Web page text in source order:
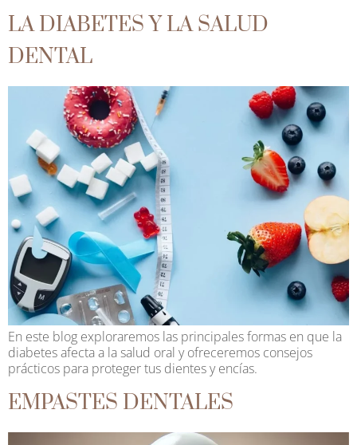
LA DIABETES Y LA SALUD
DENTAL
En este blog exploraremos las principales formas en que la
diabetes afecta a la salud oral y ofreceremos consejos
prácticos para proteger tus dientes y encías.
EMPASTES DENTALES